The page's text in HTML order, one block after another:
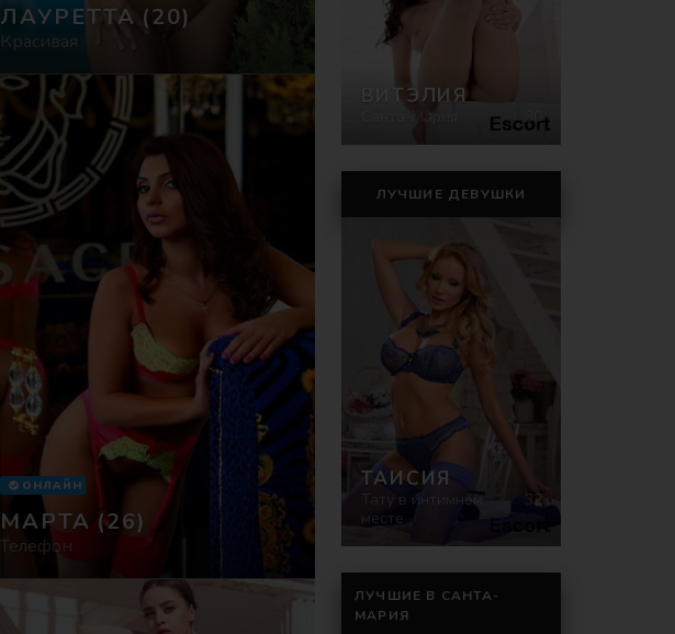
ЛАУРЕТТА (20)
Красивая
МАРТА (26)
Телефон
ОНЛАЙН
ВИТЭЛИЯ
Санта-Мария 30
ЛУЧШИЕ ДЕВУШКИ
ТАИСИЯ
Тату в интимном
месте
32
ЛУЧШИЕ В САНТА-
МАРИЯ